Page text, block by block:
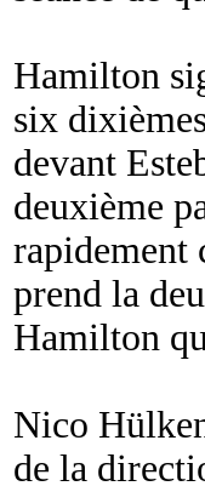
Hamilton
six
devant
deuxième
rapidement
prend la
Hamilton
Nico
de la